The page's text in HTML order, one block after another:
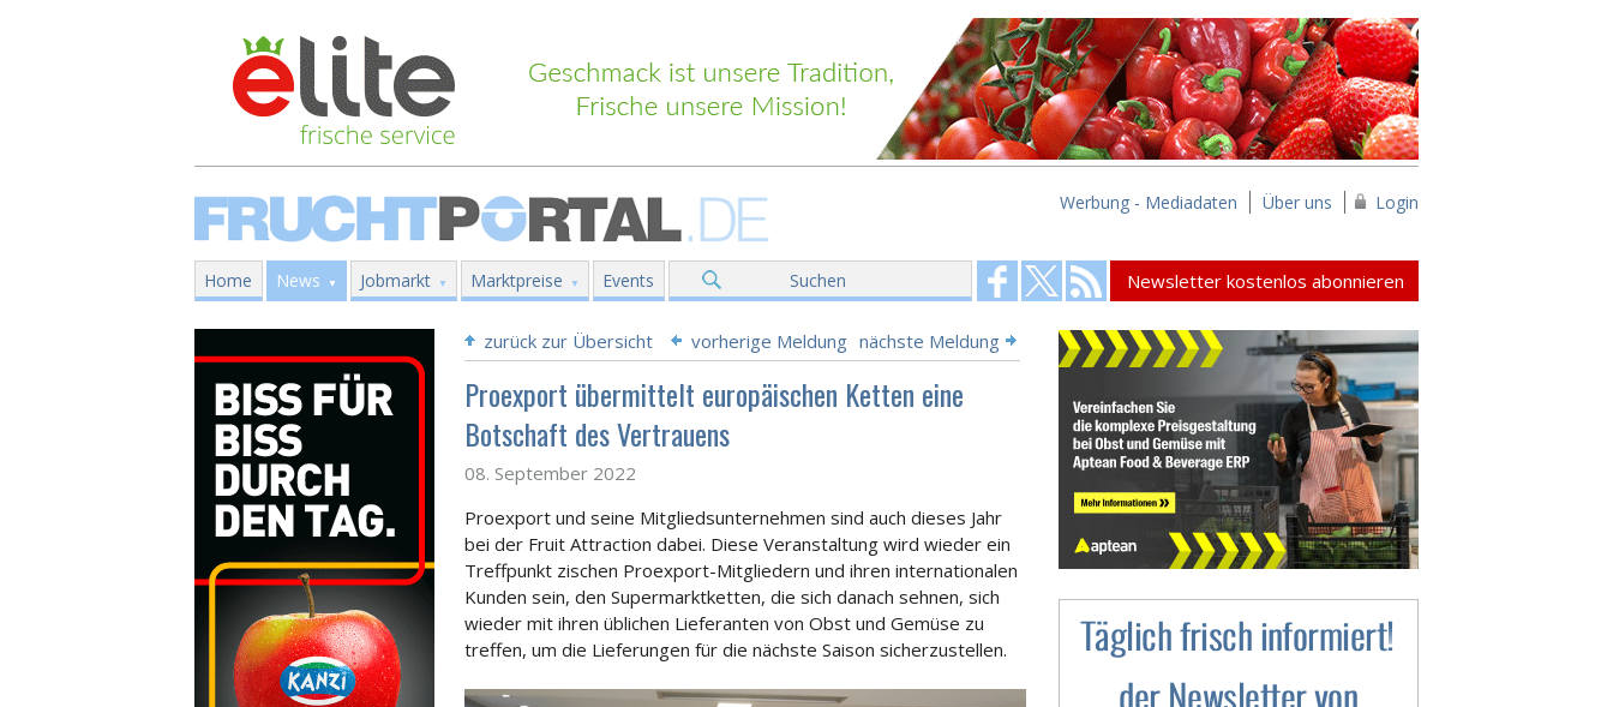
Werbung - Mediadaten Über uns Login
Home News Jobmarkt Marktpreise Events Suchen Newsletter kostenlos abonnieren
zurück zur Übersicht vorherige Meldung nächste Meldung
Proexport übermittelt europäischen Ketten eine
Botschaft des Vertrauens
08. September 2022
Proexport und seine Mitgliedsunternehmen sind auch dieses Jahr
bei der Fruit Attraction dabei. Diese Veranstaltung wird wieder ein
Treffpunkt zischen Proexport-Mitgliedern und ihren internationalen
Kunden sein, den Supermarktketten, die sich danach sehnen, sich
wieder mit ihren üblichen Lieferanten von Obst und Gemüse zu
treffen, um die Lieferungen für die nächste Saison sicherzustellen.